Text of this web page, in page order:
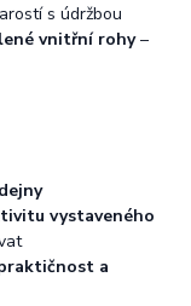
s údržbou
vnitřní rohy–
vystaveného
a